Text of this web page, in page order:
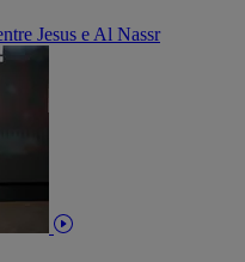
Jesus e Al Nassr